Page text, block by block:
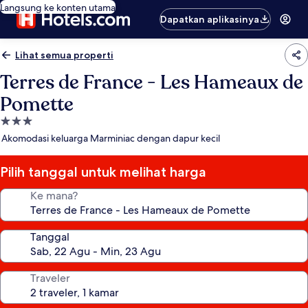
Langsung ke konten utama
Dapatkan aplikasinya
Lihat semua properti
Terres de France - Les Hameaux de
Pomette
Properti
bintang
Akomodasi keluarga Marminiac dengan dapur kecil
Pilih tanggal untuk melihat harga
Ke mana?
Tanggal
Traveler